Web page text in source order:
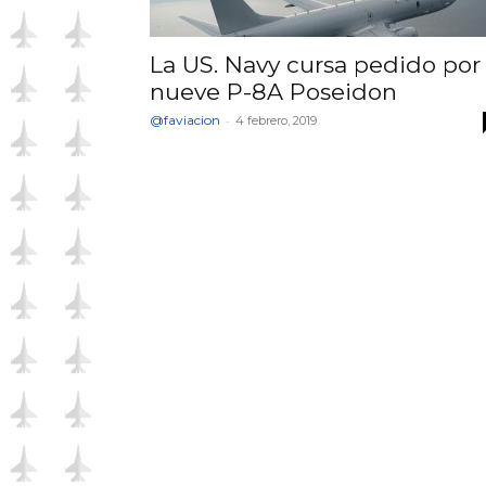
La US. Navy cursa pedido por
nueve P-8A Poseidon
@faviacion - 4 febrero, 2019